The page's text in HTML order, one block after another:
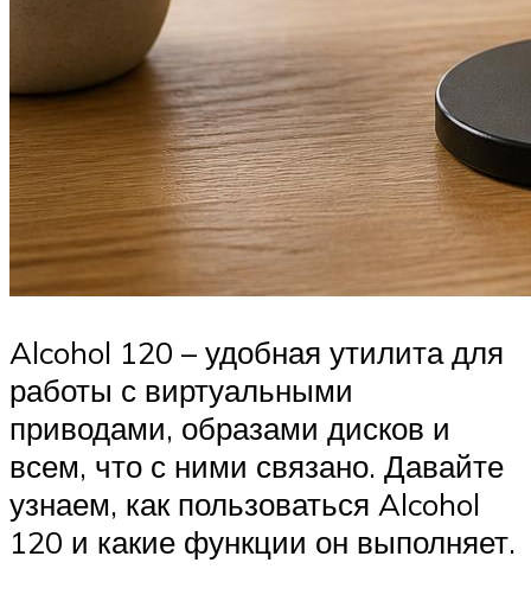
Alcohol 120 – удобная утилита для
работы с виртуальными
приводами, образами дисков и
всем, что с ними связано. Давайте
узнаем, как пользоваться Alcohol
120 и какие функции он выполняет.